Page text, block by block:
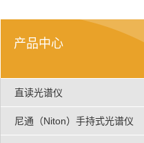
产品中心
直读光谱仪
尼通（Niton）手持式光谱仪